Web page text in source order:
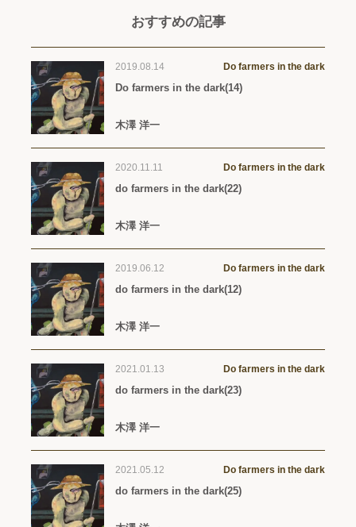
おすすめの記事
2019.08.14 Do farmers in the dark
Do farmers in the dark(14)
木澤 洋一
2020.11.11 Do farmers in the dark
do farmers in the dark(22)
木澤 洋一
2019.06.12 Do farmers in the dark
do farmers in the dark(12)
木澤 洋一
2021.01.13 Do farmers in the dark
do farmers in the dark(23)
木澤 洋一
2021.05.12 Do farmers in the dark
do farmers in the dark(25)